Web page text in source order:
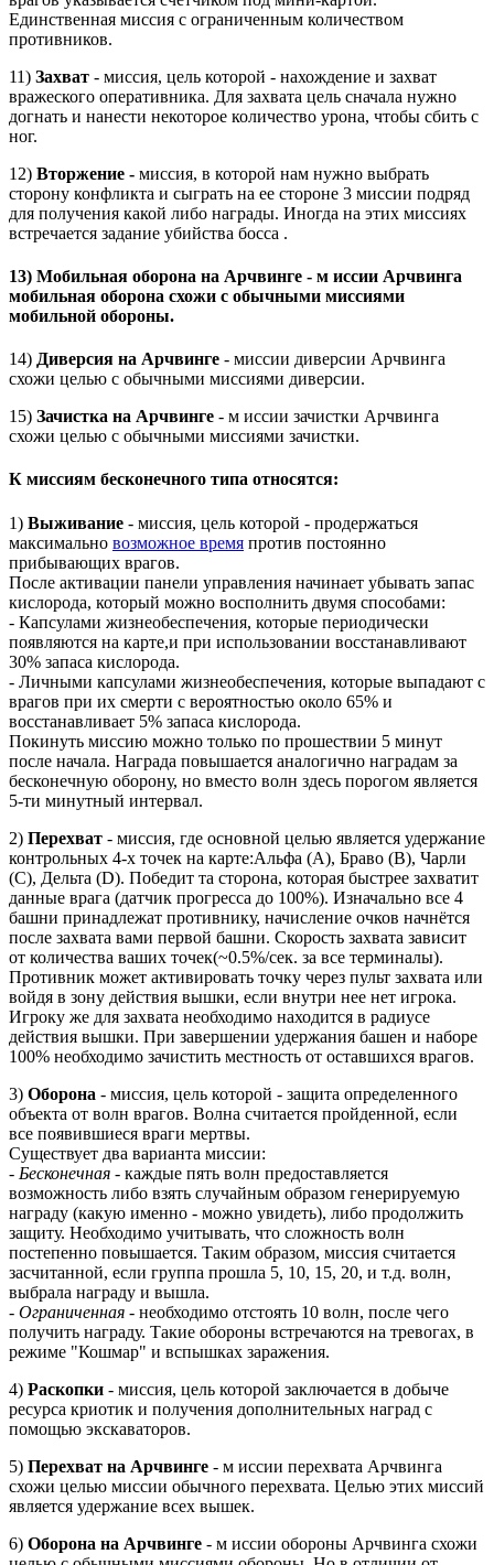
Единственная миссия с ограниченным количеством
противников.
11) Захват - миссия, цель которой - нахождение и захват
вражеского оперативника. Для захвата цель сначала нужно
догнать и нанести некоторое количество урона, чтобы сбить с
ног.
12) Вторжение - миссия, в которой нам нужно выбрать
сторону конфликта и сыграть на ее стороне 3 миссии подряд
для получения какой либо награды. Иногда на этих миссиях
встречается задание убийства босса .
13) Мобильная оборона на Арчвинге - м иссии Арчвинга
мобильная оборона схожи с обычными миссиями
мобильной обороны.
14) Диверсия на Арчвинге - миссии диверсии Арчвинга
схожи целью с обычными миссиями диверсии.
15) Зачистка на Арчвинге - м иссии зачистки Арчвинга
схожи целью с обычными миссиями зачистки.
К миссиям бесконечного типа относятся:
1) Выживание - миссия, цель которой - продержаться
максимально возможное время против постоянно
прибывающих врагов.
После активации панели управления начинает убывать запас
кислорода, который можно восполнить двумя способами:
- Капсулами жизнеобеспечения, которые периодически
появляются на карте,и при использовании восстанавливают
30% запаса кислорода.
- Личными капсулами жизнеобеспечения, которые выпадают с
врагов при их смерти с вероятностью около 65% и
восстанавливает 5% запаса кислорода.
Покинуть миссию можно только по прошествии 5 минут
после начала. Награда повышается аналогично наградам за
бесконечную оборону, но вместо волн здесь порогом является
5-ти минутный интервал.
2) Перехват - миссия, где основной целью является удержание
контрольных 4-х точек на карте:Альфа (А), Браво (B), Чарли
(C), Дельта (D). Победит та сторона, которая быстрее захватит
данные врага (датчик прогресса до 100%). Изначально все 4
башни принадлежат противнику, начисление очков начнётся
после захвата вами первой башни. Скорость захвата зависит
от количества ваших точек(~0.5%/сек. за все терминалы).
Противник может активировать точку через пульт захвата или
войдя в зону действия вышки, если внутри нее нет игрока.
Игроку же для захвата необходимо находится в радиусе
действия вышки. При завершении удержания башен и наборе
100% необходимо зачистить местность от оставшихся врагов.
3) Оборона - миссия, цель которой - защита определенного
объекта от волн врагов. Волна считается пройденной, если
все появившиеся враги мертвы.
Существует два варианта миссии:
- Бесконечная - каждые пять волн предоставляется
возможность либо взять случайным образом генерируемую
награду (какую именно - можно увидеть), либо продолжить
защиту. Необходимо учитывать, что сложность волн
постепенно повышается. Таким образом, миссия считается
засчитанной, если группа прошла 5, 10, 15, 20, и т.д. волн,
выбрала награду и вышла.
- Ограниченная - необходимо отстоять 10 волн, после чего
получить награду. Такие обороны встречаются на тревогах, в
режиме "Кошмар" и вспышках заражения.
4) Раскопки - миссия, цель которой заключается в добыче
ресурса криотик и получения дополнительных наград с
помощью экскаваторов.
5) Перехват на Арчвинге - м иссии перехвата Арчвинга
схожи целью миссии обычного перехвата. Целью этих миссий
является удержание всех вышек.
6) Оборона на Арчвинге - м иссии обороны Арчвинга схожи